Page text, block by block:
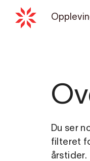
Du ser
filteret
årstider.